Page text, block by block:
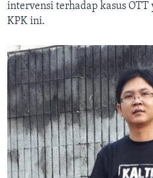
intervensi terhadap kasus OTT
KPK ini.